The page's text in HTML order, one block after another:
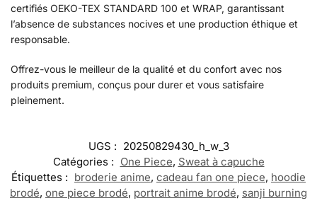
certifiés OEKO-TEX STANDARD 100 et WRAP, garantissant
l’absence de substances nocives et une production éthique et
responsable.
Offrez-vous le meilleur de la qualité et du confort avec nos
produits premium, conçus pour durer et vous satisfaire
pleinement.
UGS : 20250829430_h_w_3
Catégories : One Piece, Sweat à capuche
Étiquettes : broderie anime, cadeau fan one piece, hoodie
brodé, one piece brodé, portrait anime brodé, sanji burning